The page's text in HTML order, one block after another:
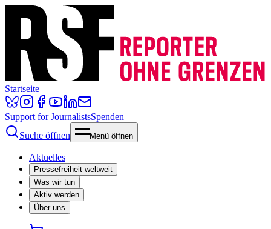
Startseite
Support for JournalistsSpenden
Suche öffnen
Menü öffnen
Aktuelles
Pressefreiheit weltweit
Was wir tun
Aktiv werden
Über uns